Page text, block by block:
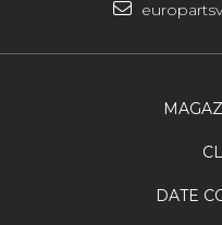
DATE